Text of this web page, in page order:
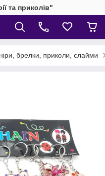
та приколів"
брелки, приколи, слайми